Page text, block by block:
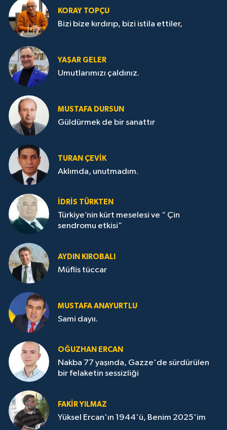
KORAY TOPÇU
Bizi bize kırdırıp, bizi istila ettiler,
YAŞAR GELER
Umutlarımızı çaldınız.
MUSTAFA DURSUN
Güldürmek de bir sanattır
TURAN ÇEVİK
Aklımda, unutmadım.
İDRİS TÜRKTEN
Türkiye’nin kürt meselesi ve “ Çin
sendromu etkisi”
AYDIN KIROBALI
Müflis tüccar
MUSTAFA ANAYURTLU
Sami dayıı.
OĞUZHAN ERCAN
Nakba 77 yaşında, Gazze'de sürdürülen
bir felaketin sessizliği
FAKİR YILMAZ
Yüksel Ercan'ın 1944'ü, Benim 2025'im